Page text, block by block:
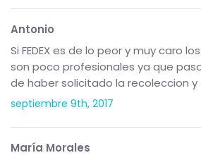
Antonio
Si FEDEX es de lo peor y muy caro
son poco profesionales ya que
de haber solicitado la recoleccion
septiembre 9th, 2017
María Morales